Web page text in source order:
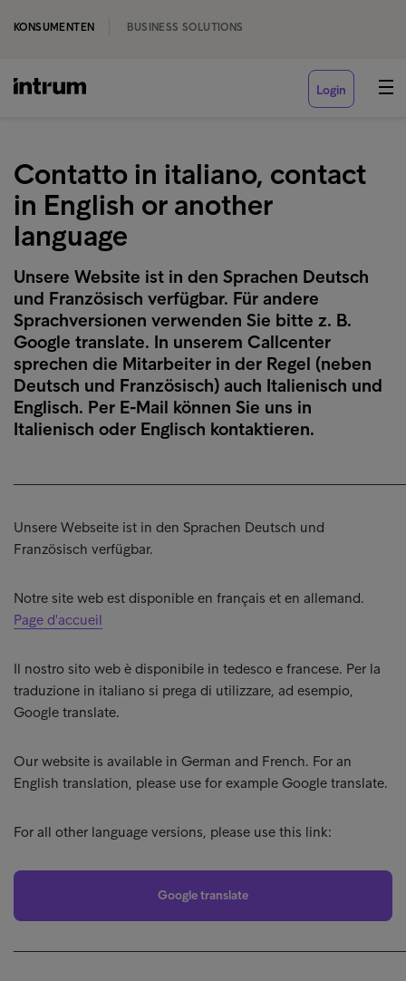
KONSUMENTEN BUSINESS SOLUTIONS
Login
Contatto in italiano, contact
in English or another
language
Unsere Website ist in den Sprachen Deutsch
und Französisch verfügbar. Für andere
Sprachversionen verwenden Sie bitte z. B.
Google translate. In unserem Callcenter
sprechen die Mitarbeiter in der Regel (neben
Deutsch und Französisch) auch Italienisch und
Englisch. Per E-Mail können Sie uns in
Italienisch oder Englisch kontaktieren.
Unsere Webseite ist in den Sprachen Deutsch und
Französisch verfügbar.
Notre site web est disponible en français et en allemand.
Page d'accueil
Il nostro sito web è disponibile in tedesco e francese. Per la
traduzione in italiano si prega di utilizzare, ad esempio,
Google translate.
Our website is available in German and French. For an
English translation, please use for example Google translate.
For all other language versions, please use this link:
Google translate